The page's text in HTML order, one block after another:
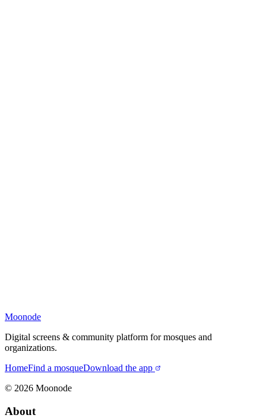
Moonode
Digital screens & community platform for mosques and
organizations.
HomeFind a mosqueDownload the app
© 2026 Moonode
About